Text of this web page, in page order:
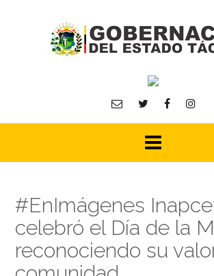
#EnImágenes
celebró el Día de la
reconociendo su